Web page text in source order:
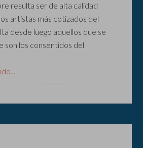
resulta ser de alta calidad
artistas más cotizados del
desde luego aquellos que se
son los consentidos del